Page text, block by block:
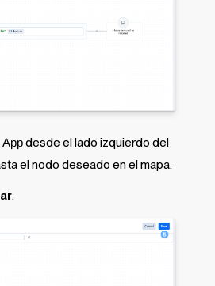
desde el lado izquierdo del
el nodo deseado en el mapa.
.